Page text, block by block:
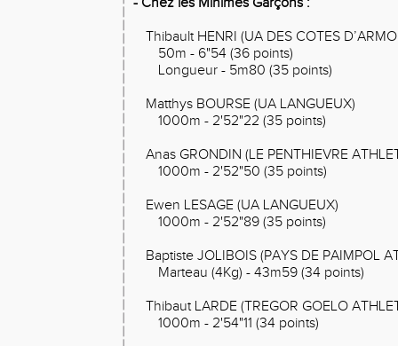
Thibault HENRI (UA DES COTES
50m - 6"54 (36 points)
Longueur - 5m80 (35 points)
Matthys BOURSE (UA LANGUEUX)
1000m - 2'52"22 (35 points)
Anas GRONDIN (LE PENTHIEVRE
1000m - 2'52"50 (35 points)
Ewen LESAGE (UA LANGUEUX)
1000m - 2'52"89 (35 points)
Baptiste JOLIBOIS (PAYS DE PAIMPOL
Marteau (4Kg) - 43m59 (34 points)
Thibaut LARDE (TREGOR GOELO
1000m - 2'54"11 (34 points)